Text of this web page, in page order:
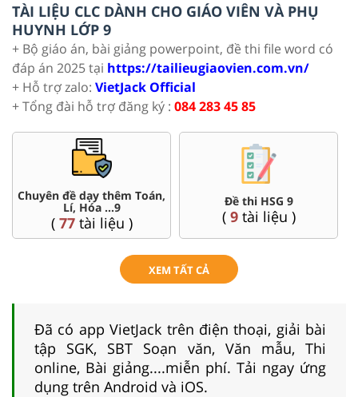
TÀI LIỆU CLC DÀNH CHO GIÁO VIÊN VÀ PHỤ
HUYNH LỚP 9
+ Bộ giáo án, bài giảng powerpoint, đề thi file word có
đáp án 2025 tại https://tailieugiaovien.com.vn/
+ Hỗ trợ zalo: VietJack Official
+ Tổng đài hỗ trợ đăng ký : 084 283 45 85
Chuyên đề dạy thêm Toán,
Lí, Hóa ...9
( 77tài liệu )
Đề thi HSG 9
( 9tài liệu )
XEM TẤT CẢ
Đã có app VietJack trên điện thoại, giải bài
tập SGK, SBT Soạn văn, Văn mẫu, Thi
online, Bài giảng....miễn phí. Tải ngay ứng
dụng trên Android và iOS.